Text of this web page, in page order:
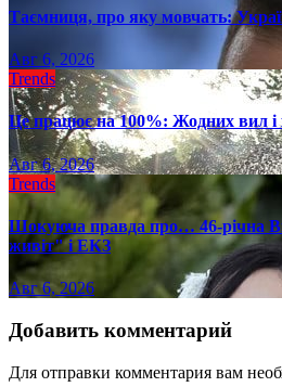
Таємниця, про яку мовчать:
Авг 6, 2026
Trends
Це працює на 100%: Жодних вил і
Авг 6, 2026
Trends
Шокуюча правда про… 46-річна
живіт" і ЕКЗ
Авг 6, 2026
Добавить комментарий
Для отправки комментария вам